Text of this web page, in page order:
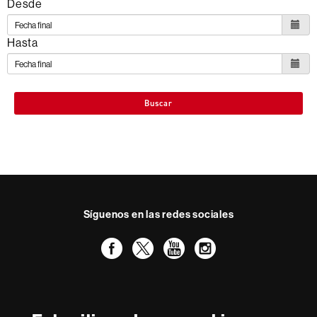
Desde
Hasta
Buscar
Síguenos en las redes sociales
Facebook
TwitterYouTube
Instagram